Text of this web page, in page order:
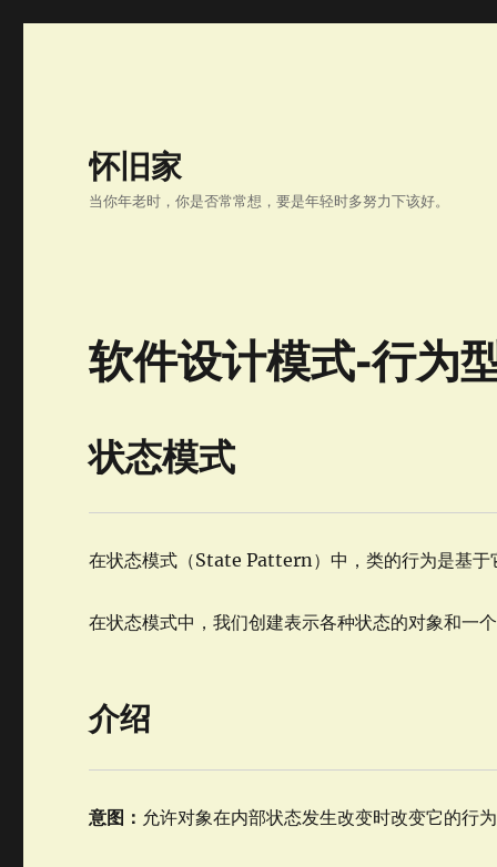
怀旧家
当你年老时，你是否常常想，要是年轻时多努力下该好。
软件设计模式-行为
状态模式
在状态模式（State Pattern）中，类的行为是基于
在状态模式中，我们创建表示各种状态的对象和
介绍
意图： 允许对象在内部状态发生改变时改变它的行